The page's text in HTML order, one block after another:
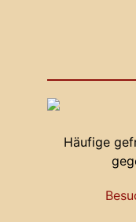
Häufige